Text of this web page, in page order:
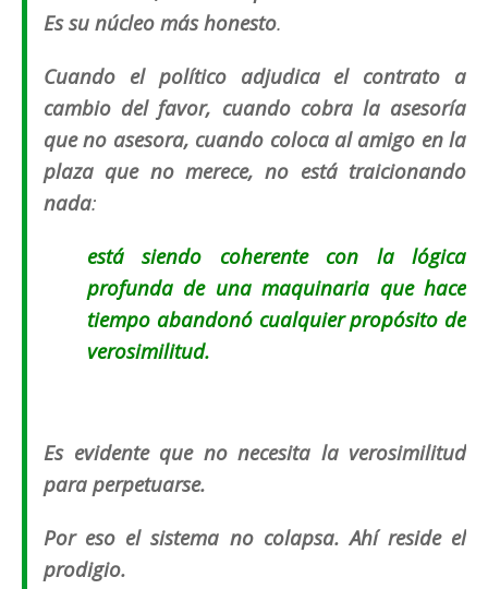
Es su núcleo más honesto.
Cuando el político adjudica el contrato a
cambio del favor, cuando cobra la asesoría
que no asesora, cuando coloca al amigo en la
plaza que no merece, no está traicionando
nada:
está siendo coherente con la lógica
profunda de una maquinaria que hace
tiempo abandonó cualquier propósito de
verosimilitud.
Es evidente que no necesita la verosimilitud
para perpetuarse.
Por eso el sistema no colapsa. Ahí reside el
prodigio.